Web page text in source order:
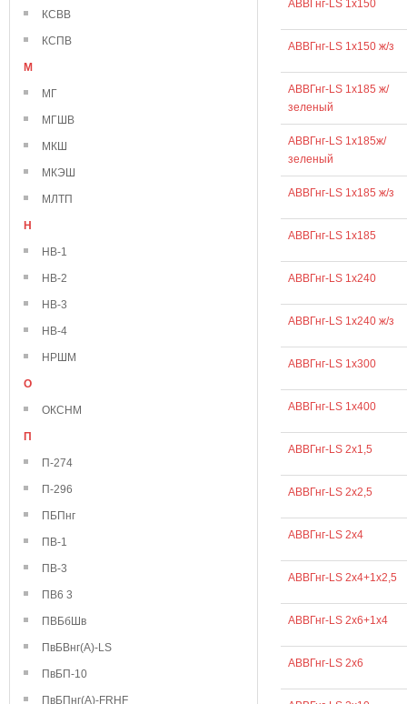
КСВВ
КСПВ
М
МГ
МГШВ
МКШ
МКЭШ
МЛТП
Н
НВ-1
НВ-2
НВ-3
НВ-4
НРШМ
О
ОКСНМ
П
П-274
П-296
ПБПнг
ПВ-1
ПВ-3
ПВ6 3
ПВБбШв
ПвБВнг(А)-LS
ПвБП-10
ПвБПнг(А)-FRHF
АВВГнг-LS 1х150
АВВГнг-LS 1х150 ж/з
АВВГнг-LS 1х185 ж/
зеленый
АВВГнг-LS 1х185ж/
зеленый
АВВГнг-LS 1х185 ж/з
АВВГнг-LS 1х185
АВВГнг-LS 1х240
АВВГнг-LS 1х240 ж/з
АВВГнг-LS 1х300
АВВГнг-LS 1х400
АВВГнг-LS 2х1,5
АВВГнг-LS 2х2,5
АВВГнг-LS 2х4
АВВГнг-LS 2х4+1х2,5
АВВГнг-LS 2х6+1х4
АВВГнг-LS 2х6